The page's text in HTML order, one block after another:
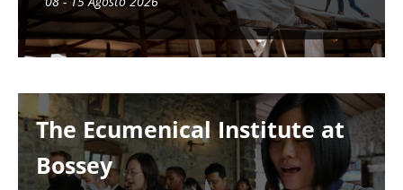
The Ecumenical Institute at
Bossey